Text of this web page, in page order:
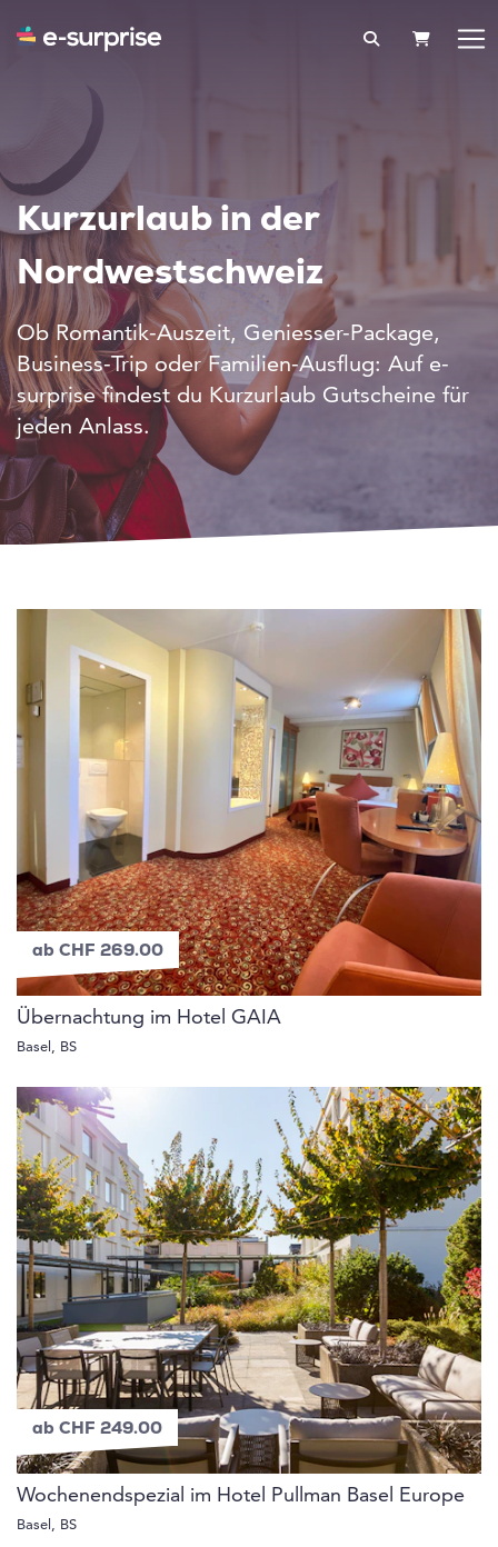
Kurzurlaub in der
Nordwestschweiz
Ob Romantik-Auszeit, Geniesser-Package,
Business-Trip oder Familien-Ausflug: Auf e-
surprise findest du Kurzurlaub Gutscheine für
jeden Anlass.
ab CHF 269.00
Übernachtung im Hotel GAIA
Basel, BS
ab CHF 249.00
Wochenendspezial im Hotel Pullman Basel Europe
Basel, BS